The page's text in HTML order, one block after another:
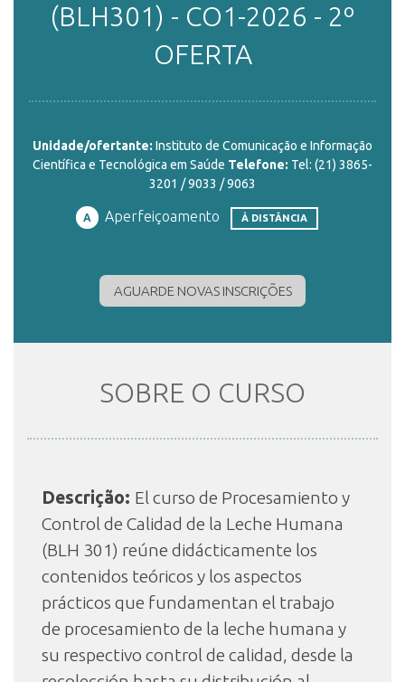
DOCUMENTOS
ALUNOS
DOCENTES
INSCRIÇÃO E SELEÇÃO
(BLH301) - CO1-2026 - 2º
OFERTA
Unidade/ofertante: Instituto de Comunicação e Informação
Científica e Tecnológica em Saúde Telefone: Tel: (21) 3865-
3201 / 9033 / 9063
A Aperfeiçoamento À DISTÂNCIA
AGUARDE NOVAS INSCRIÇÕES
SOBRE O CURSO
Descrição: El curso de Procesamiento y
Control de Calidad de la Leche Humana
(BLH 301) reúne didácticamente los
contenidos teóricos y los aspectos
prácticos que fundamentan el trabajo
de procesamiento de la leche humana y
su respectivo control de calidad, desde la